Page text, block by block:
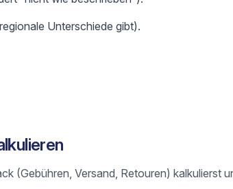
Unterschiede gibt).
(Gebühren, Versand, Retouren) kalkulierst